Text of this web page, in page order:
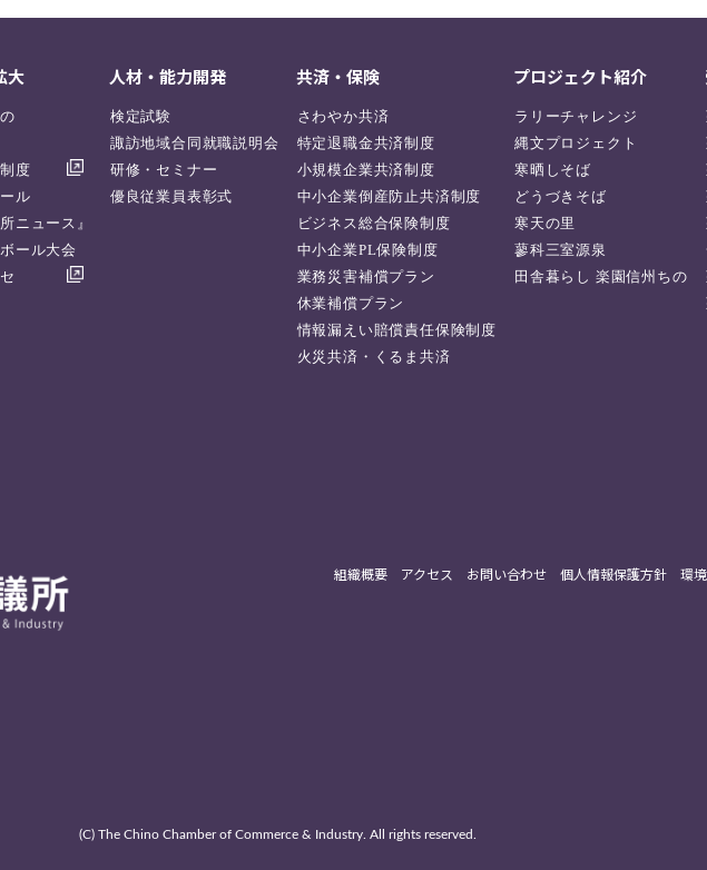
大
度
ル
ニュース』
ール大会
人材・能力開発
検定試験
諏訪地域合同就職説明会
研修・セミナー
優良従業員表彰式
共済・保険
さわやか共済
特定退職金共済制度
小規模企業共済制度
中小企業倒産防止共済制度
ビジネス総合保険制度
中小企業PL保険制度
業務災害補償プラン
休業補償プラン
情報漏えい賠償責任保険制度
火災共済・くるま共済
プロジェクト紹介
ラリーチャレンジ
縄文プロジェクト
寒晒しそば
どうづきそば
寒天の里
蓼科三室源泉
田舎暮らし 楽園信州ちの
組織概要 アクセス お問い合わせ 個人情報保護方針 環
(C) The Chino Chamber of Commerce & Industry. All rights reserved.